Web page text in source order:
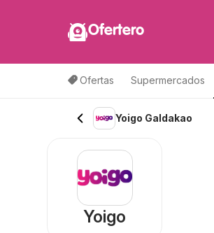
Ofertero
Ofertas Supermercados
Yoigo Galdakao
Yoigo